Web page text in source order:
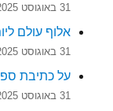
31 באוגוסט 2025
אלוף עולם
31 באוגוסט 2025
על כתיבת
31 באוגוסט 2025